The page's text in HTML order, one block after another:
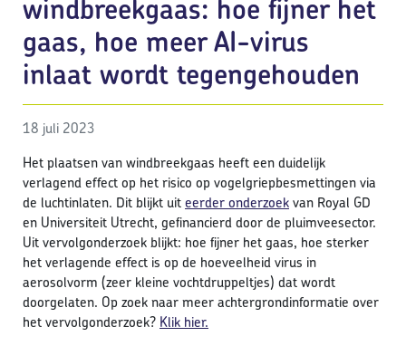
windbreekgaas: hoe fijner het
gaas, hoe meer AI-virus
inlaat wordt tegengehouden
18 juli 2023
Het plaatsen van windbreekgaas heeft een duidelijk
verlagend effect op het risico op vogelgriepbesmettingen via
de luchtinlaten. Dit blijkt uiteerder onderzoekvan Royal GD
en Universiteit Utrecht, gefinancierd door de pluimveesector.
Uit vervolgonderzoek blijkt: hoe fijner het gaas, hoe sterker
het verlagende effect is op de hoeveelheid virus in
aerosolvorm (zeer kleine vochtdruppeltjes) dat wordt
doorgelaten. Op zoek naar meer achtergrondinformatie over
het vervolgonderzoek? Klik hier.